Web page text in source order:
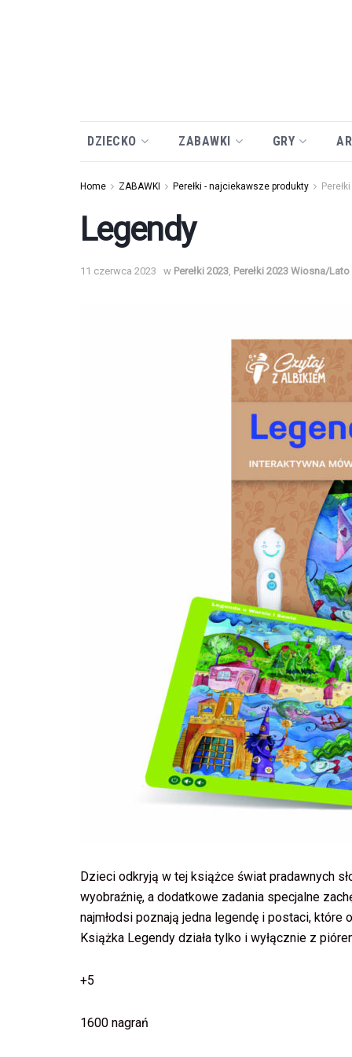
DZIECKO ZABAWKI GRY
Home ZABAWKI Perełki - najciekawsze produkty
Legendy
11 czerwca 2023 w Perełki 2023 Perełki 2023 Wiosna/
Dzieci odkryją w tej książce świat pradawnych
wyobraźnię, a dodatkowe zadania specjalne
najmłodsi poznają jedna legendę i postaci,
Książka Legendy działa tylko i wyłącznie z
+5
1600 nagrań